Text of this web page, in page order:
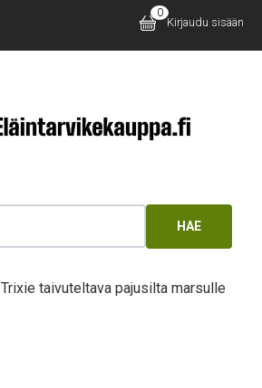
0
Kirjaudu sisään
Trixie taivuteltava pajusilta marsulle